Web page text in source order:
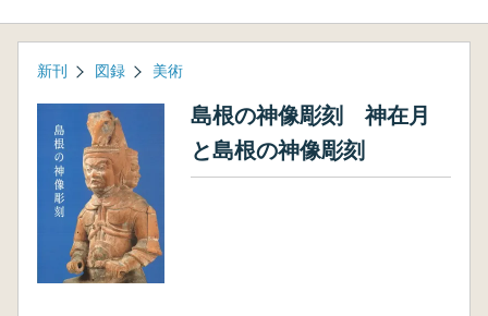
新刊 図録 美術
島根の神像彫刻 神在月
と島根の神像彫刻